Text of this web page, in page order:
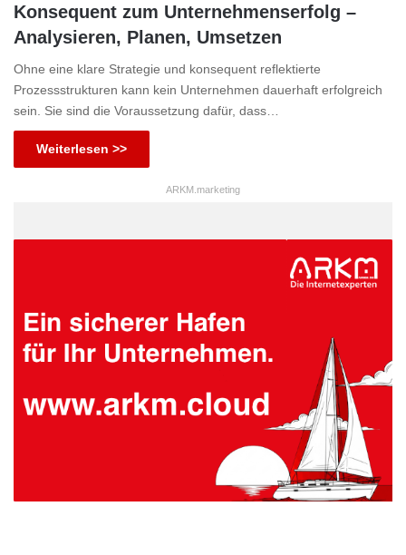
Konsequent zum Unternehmenserfolg –
Analysieren, Planen, Umsetzen
Ohne eine klare Strategie und konsequent reflektierte
Prozessstrukturen kann kein Unternehmen dauerhaft erfolgreich
sein. Sie sind die Voraussetzung dafür, dass…
Weiterlesen >>
ARKM.marketing